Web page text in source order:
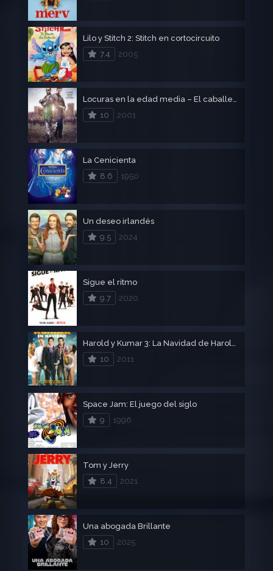
Lilo y Stitch 2: Stitch en cortocircuito
7.4
2005
Locuras en la edad media – El caballero negro
10
2001
La Cenicienta
8.6
1950
Un deseo irlandés
9.5
2024
Sigue el ritmo
9.7
2020
Harold y Kumar 3: La Navidad de Harold y Kumar
10
2011
Space Jam: El juego del siglo
9
1996
Tom y Jerry
8.4
2021
Una abogada Brillante
10
2025